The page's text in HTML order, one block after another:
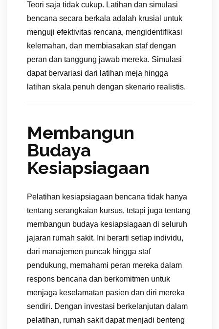
Teori saja tidak cukup. Latihan dan simulasi
bencana secara berkala adalah krusial untuk
menguji efektivitas rencana, mengidentifikasi
kelemahan, dan membiasakan staf dengan
peran dan tanggung jawab mereka. Simulasi
dapat bervariasi dari latihan meja hingga
latihan skala penuh dengan skenario realistis.
Membangun
Budaya
Kesiapsiagaan
Pelatihan kesiapsiagaan bencana tidak hanya
tentang serangkaian kursus, tetapi juga tentang
membangun budaya kesiapsiagaan di seluruh
jajaran rumah sakit. Ini berarti setiap individu,
dari manajemen puncak hingga staf
pendukung, memahami peran mereka dalam
respons bencana dan berkomitmen untuk
menjaga keselamatan pasien dan diri mereka
sendiri. Dengan investasi berkelanjutan dalam
pelatihan, rumah sakit dapat menjadi benteng